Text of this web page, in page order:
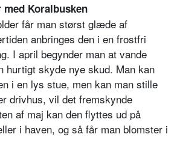
med Koralbusken
får man størst glæde af
anbringes den i en frostfri
I april begynder man at vande
hurtigt skyde nye skud. Man kan
i en lys stue, men kan man stille
drivhus, vil det fremskynde
af maj kan den flyttes ud på
i haven, og så får man blomster i